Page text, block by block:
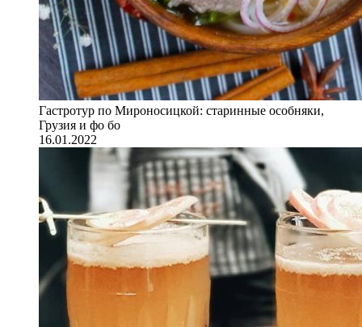
Гастротур по Мироносицкой: старинные особняки,
Грузия и фо бо
16.01.2022